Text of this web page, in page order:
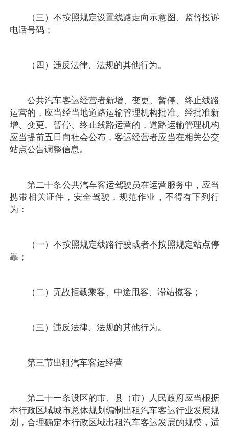
（三）不按照规定设置线路走向示意图、监督投诉
电话号码；
（四）违反法律、法规的其他行为。
公共汽车客运经营者新增、变更、暂停、终止线路
运营的，应当经当地道路运输管理机构批准。经批准新
增、变更、暂停、终止线路运营的，道路运输管理机构
应当提前五日向社会公布，客运经营者应当在相关公交
站点公告调整信息。
第二十条公共汽车客运驾驶员在运营服务中，应当
携带相关证件，安全驾驶，规范作业，不得有下列行
为：
（一）不按照规定线路行驶或者不按照规定站点停
靠；
（二）无故拒载乘客、中途甩客、滞站揽客；
（三）违反法律、法规的其他行为。
第三节出租汽车客运经营
第二十一条设区的市、县（市）人民政府应当根据
本行政区域城市总体规划编制出租汽车客运行业发展规
划，合理确定本行政区域出租汽车客运发展的规模，适